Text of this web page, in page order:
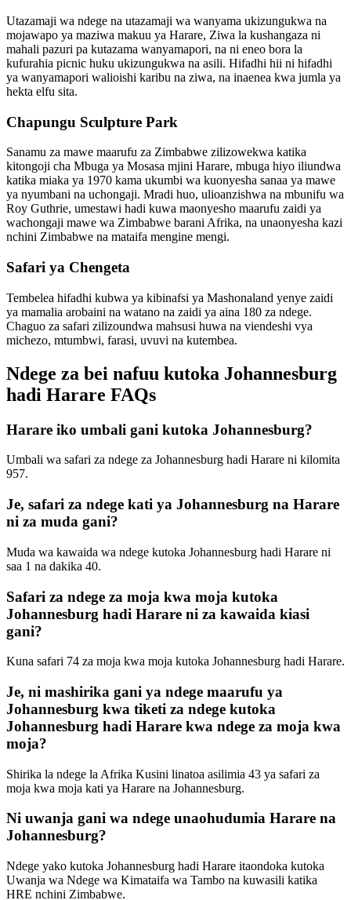
Utazamaji wa ndege na utazamaji wa wanyama ukizungukwa na
mojawapo ya maziwa makuu ya Harare, Ziwa la kushangaza ni
mahali pazuri pa kutazama wanyamapori, na ni eneo bora la
kufurahia picnic huku ukizungukwa na asili. Hifadhi hii ni hifadhi
ya wanyamapori walioishi karibu na ziwa, na inaenea kwa jumla ya
hekta elfu sita.
Chapungu Sculpture Park
Sanamu za mawe maarufu za Zimbabwe zilizowekwa katika
kitongoji cha Mbuga ya Mosasa mjini Harare, mbuga hiyo iliundwa
katika miaka ya 1970 kama ukumbi wa kuonyesha sanaa ya mawe
ya nyumbani na uchongaji. Mradi huo, ulioanzishwa na mbunifu wa
Roy Guthrie, umestawi hadi kuwa maonyesho maarufu zaidi ya
wachongaji mawe wa Zimbabwe barani Afrika, na unaonyesha kazi
nchini Zimbabwe na mataifa mengine mengi.
Safari ya Chengeta
Tembelea hifadhi kubwa ya kibinafsi ya Mashonaland yenye zaidi
ya mamalia arobaini na watano na zaidi ya aina 180 za ndege.
Chaguo za safari zilizoundwa mahsusi huwa na viendeshi vya
michezo, mtumbwi, farasi, uvuvi na kutembea.
Ndege za bei nafuu kutoka Johannesburg
hadi Harare FAQs
Harare iko umbali gani kutoka Johannesburg?
Umbali wa safari za ndege za Johannesburg hadi Harare ni kilomita
957.
Je, safari za ndege kati ya Johannesburg na Harare
ni za muda gani?
Muda wa kawaida wa ndege kutoka Johannesburg hadi Harare ni
saa 1 na dakika 40.
Safari za ndege za moja kwa moja kutoka
Johannesburg hadi Harare ni za kawaida kiasi
gani?
Kuna safari 74 za moja kwa moja kutoka Johannesburg hadi Harare.
Je, ni mashirika gani ya ndege maarufu ya
Johannesburg kwa tiketi za ndege kutoka
Johannesburg hadi Harare kwa ndege za moja kwa
moja?
Shirika la ndege la Afrika Kusini linatoa asilimia 43 ya safari za
moja kwa moja kati ya Harare na Johannesburg.
Ni uwanja gani wa ndege unaohudumia Harare na
Johannesburg?
Ndege yako kutoka Johannesburg hadi Harare itaondoka kutoka
Uwanja wa Ndege wa Kimataifa wa Tambo na kuwasili katika
HRE nchini Zimbabwe.